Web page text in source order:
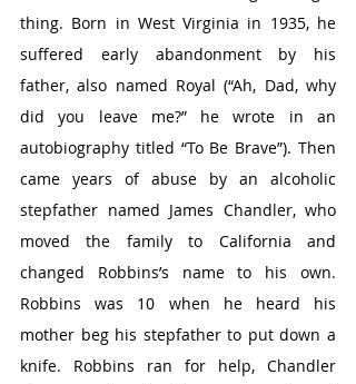
thing. Born in West Virginia in 1935, he
suffered early abandonment by his
father, also named Royal (“Ah, Dad, why
did you leave me?” he wrote in an
autobiography titled “To Be Brave”). Then
came years of abuse by an alcoholic
stepfather named James Chandler, who
moved the family to California and
changed Robbins’s name to his own.
Robbins was 10 when he heard his
mother beg his stepfather to put down a
knife. Robbins ran for help, Chandler